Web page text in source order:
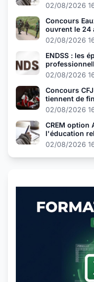
02/08/2026
Concours
ouvrent le 24
02/08/2026
ENDSS : les
août
02/08/2026
Concours
tiennent de
02/08/2026
CREM option
l'éducation
présélection
02/08/2026